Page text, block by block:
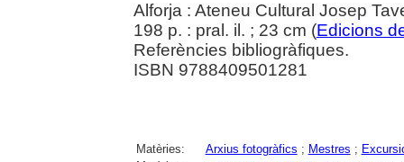
Alforja : Ateneu Cultural Josep
198 p. : pral. il. ; 23 cm (Edicions
Referències bibliogràfiques.
ISBN 9788409501281
Matèries: Arxius fotogràfics ; Mestres ;